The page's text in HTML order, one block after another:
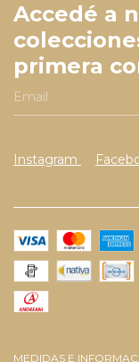
Accedé a
primera
Instagram
MEDIDAS E